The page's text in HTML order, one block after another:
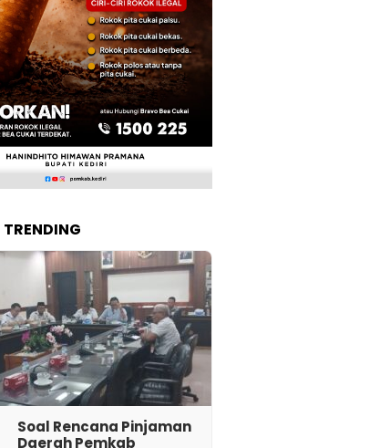
‎Soal Rencana Pinjaman
Daerah Pemkab